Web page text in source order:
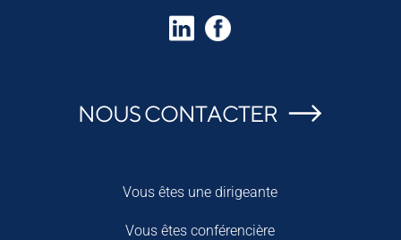
NOUS CONTACTER
Vous êtes une dirigeante
Vous êtes conférencière